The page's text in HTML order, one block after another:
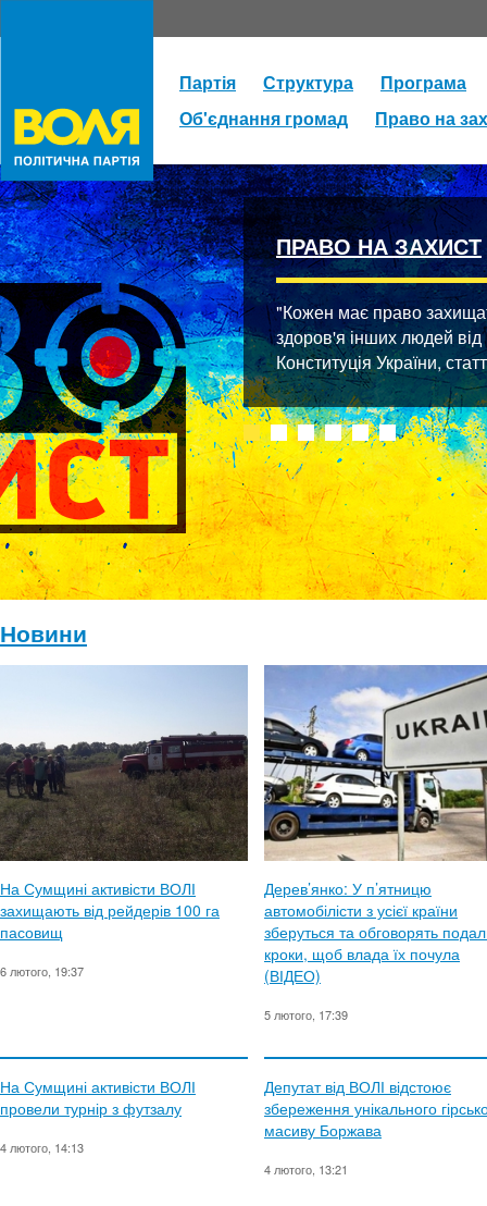
Партія Структура
Програма
Об'єднання громад
Право на
ПРАВО НА ЗАХИСТ
"Кожен має право
здоров'я інших людей
Конституція України,
Новини
На Сумщині активісти ВОЛІ
захищають від рейдерів 100 га
пасовищ
6 лютого, 19:37
Дерев’янко: У п’ятницю
автомобілісти з усієї країни
зберуться та обговорять
кроки, щоб влада їх почула
(ВІДЕО)
5 лютого, 17:39
На Сумщині активісти ВОЛІ
провели турнір з футзалу
4 лютого, 14:13
Депутат від ВОЛІ відстоює
збереження унікального
масиву Боржава
4 лютого, 13:21